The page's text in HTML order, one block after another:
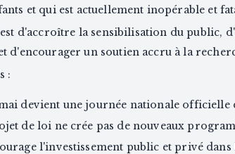
et qui est actuellement inopérable et
d'accroître la sensibilisation du public,
d'encourager un soutien accru à la
:
mai devient une journée nationale officielle
de loi ne crée pas de nouveaux
l'investissement public et privé dans